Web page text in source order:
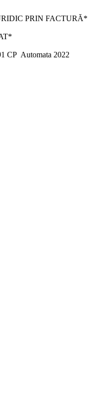
PRIN FACTURĂ*
CP Automata 2022